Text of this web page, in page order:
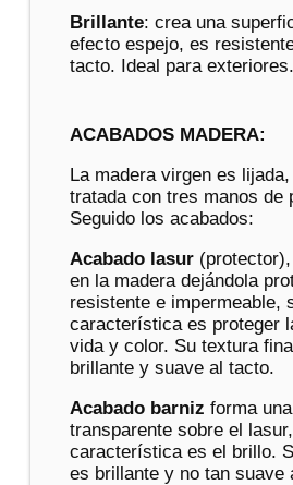
Brillante: crea una
efecto espejo, es
tacto. Ideal para exteriores.
ACABADOS MADERA:
La madera virgen es
tratada con tres manos de
Seguido los acabados:
Acabado lasur(protector),
en la madera dejándola
resistente e impermeable,
característica es proteger
vida y color. Su textura
brillante y suave al tacto.
Acabado barniz forma
transparente sobre el
característica es el brillo.
es brillante y no tan suave